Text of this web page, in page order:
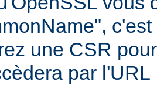
une CSR
par l'URL